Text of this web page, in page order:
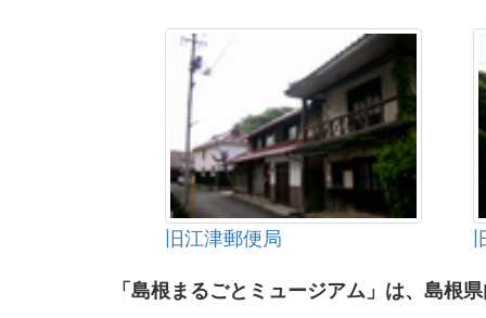
旧江津郵便局
「島根まるごとミュージアム」は、島根